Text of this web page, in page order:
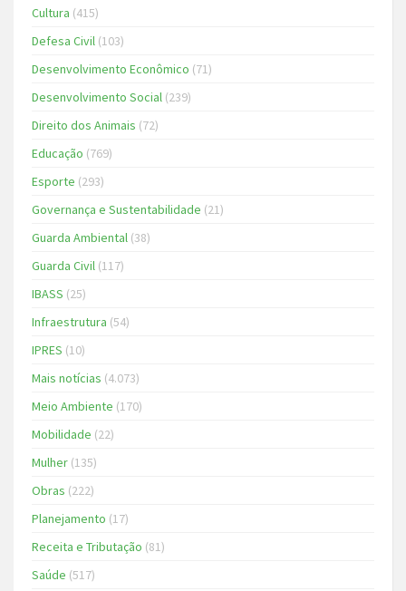
Cultura (415)
Defesa Civil (103)
Desenvolvimento Econômico (71)
Desenvolvimento Social (239)
Direito dos Animais (72)
Educação (769)
Esporte (293)
Governança e Sustentabilidade (21)
Guarda Ambiental (38)
Guarda Civil (117)
IBASS (25)
Infraestrutura (54)
IPRES (10)
Mais notícias (4.073)
Meio Ambiente (170)
Mobilidade (22)
Mulher (135)
Obras (222)
Planejamento (17)
Receita e Tributação (81)
Saúde (517)